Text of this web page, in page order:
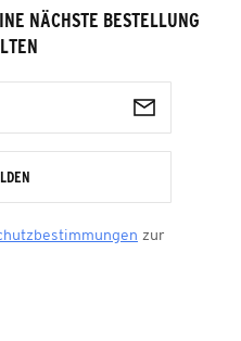
NÄCHSTE BESTELLUNG
zur